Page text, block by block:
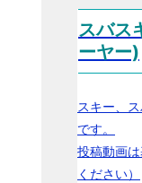
スバス
ーヤー)
スキー、
です。
投稿動画
ください）